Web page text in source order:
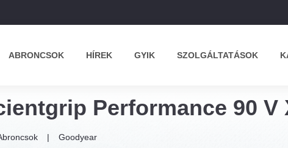
ABRONCSOK HÍREK GYIK SZOLGÁLTATÁSOK
Performance 90 V
Goodyear